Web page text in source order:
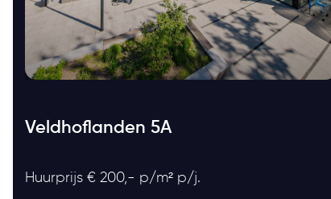
Veldhoflanden 5A
Huurprijs € 200,- p/m² p/j.